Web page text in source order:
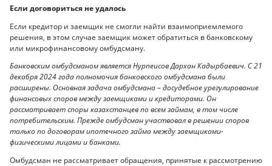
Если договориться не удалось
Если кредитор и заемщик не смогли найти взаимоприемлемого
решения, в этом случае заемщик может обратиться в банковскому
или микрофинансовому омбудсману.
Банковским омбудсманом является Нурпеисов Дархан Кадырбаевич. С 21
декабря 2024 года полномочия банковского омбудсмана были
расширены. Основная задача омбудсмана – досудебное урегулирование
финансовых споров между заемщиками и кредиторами. Он
рассматривает споры казахстанцев по всем займам, в том числе
потребительским. Прежде омбудсман участвовал в решении споров
только по договорам ипотечного займа между заемщиками-
физическими лицами и банками.
Омбудсман не рассматривает обращения, принятые к рассмотрению